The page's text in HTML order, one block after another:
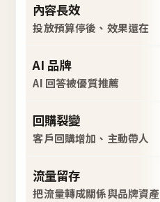
內容長效
投放預算停後、效果還在
AI 品牌
AI 回答被優質推薦
回購裂變
客戶回購增加、主動帶人
流量留存
把流量轉成關係與品牌資產